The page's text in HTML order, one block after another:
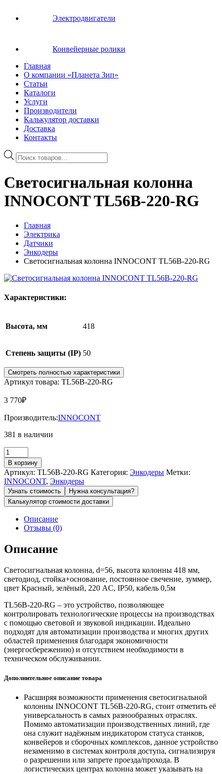
Электродвигатели
Конвейерные ролики
Главная
О компании «Планета Зип»
Статьи
Каталоги
Услуги
Производители
Калькулятор доставки
Доставка
Контакты
Поиск
товаров
Светосигнальная колонна
INNOCONT TL56B-220-RG
Главная
Электрика
Датчики
Энкодеры
Светосигнальная колонна INNOCONT TL56B-220-RG
Характеристики:
Высота, мм 418
Степень защиты (IP) 50
Смотреть полностью характеристики
Артикул товара: TL56B-220-RG
3 770₽
Производитель:INNOCONT
381 в наличии
Количество
товара
Светосигнальная
колонна
INNOCONT
TL56B-
220-
В корзину
Артикул: TL56B-220-RG Категория: Энкодеры Метки:
INNOCONT, Энкодеры
Узнать стоимость
Нужна консультация?
Калькулятор стоимости доставки
Описание
Отзывы (0)
Описание
Светосигнальная колонна, d=56, высота колонны 418 мм,
светодиод, стойка+основание, постоянное свечение, зуммер,
цвет Красный, зелёный, 220 AC, IP50, кабель 0,5м
TL56B-220-RG – это устройство, позволяющее
контролировать технологические процессы на производствах
с помощью световой и звуковой индикации. Идеально
подходят для автоматизации производства и многих других
областей применения благодаря экономичности
(энергосбережению) и отсутствием необходимости в
техническом обслуживании.
Дополнительное описание товара
Расширяя возможности применения светосигнальной
колонны INNOCONT TL56B-220-RG, стоит отметить её
универсальность в самых разнообразных отраслях.
Помимо автоматизации производственных линий, где
она служит надёжным индикатором статуса станков,
конвейеров и сборочных комплексов, данное устройство
незаменимо в системах контроля доступа, сигнализируя
о разрешении или запрете проезда/прохода. В
логистических центрах колонна может указывать на